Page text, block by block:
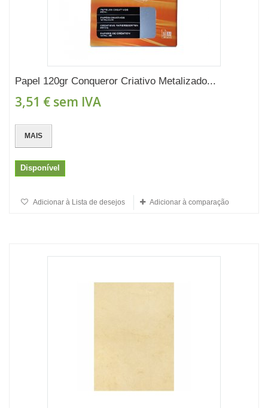
Papel 120gr Conqueror Criativo Metalizado...
3,51 € sem IVA
MAIS
Disponível
Adicionar à Lista de desejos Adicionar à comparação